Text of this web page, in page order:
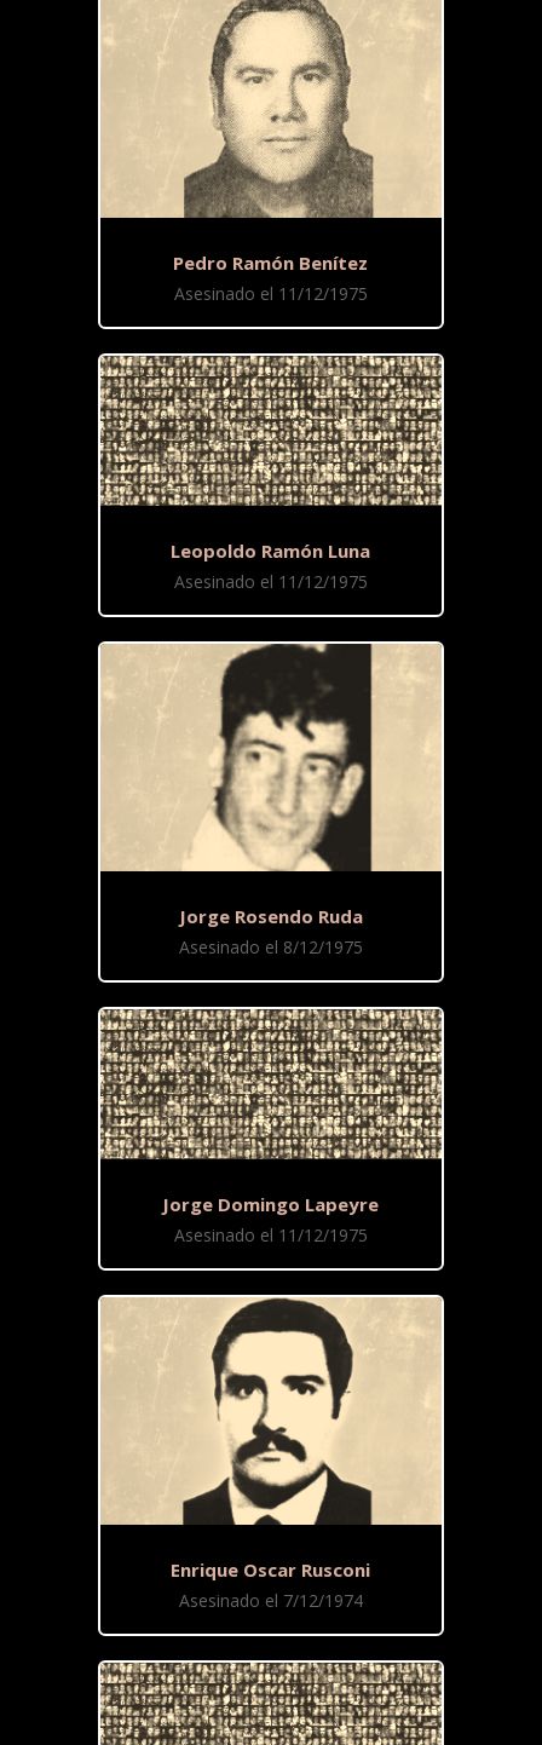
Pedro Ramón Benítez
Asesinado el 11/12/1975
Leopoldo Ramón Luna
Asesinado el 11/12/1975
Jorge Rosendo Ruda
Asesinado el 8/12/1975
Jorge Domingo Lapeyre
Asesinado el 11/12/1975
Enrique Oscar Rusconi
Asesinado el 7/12/1974